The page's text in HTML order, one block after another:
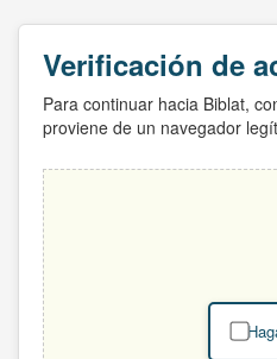
Verificación de
Para continuar hacia Biblat,
proviene de un navegador